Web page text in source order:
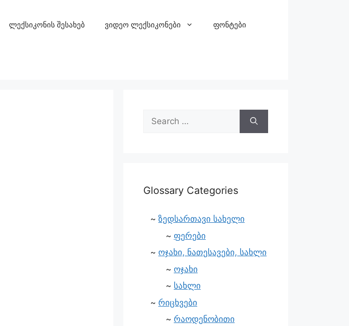
ლექსიკონის შესახებ ვიდეო ლექსიკონები ფონტები
Glossary Categories
ზედსართავი სახელი
ფერები
ოჯახი, ნათესავები, სახლი
ოჯახი
სახლი
რიცხვები
რაოდენობითი